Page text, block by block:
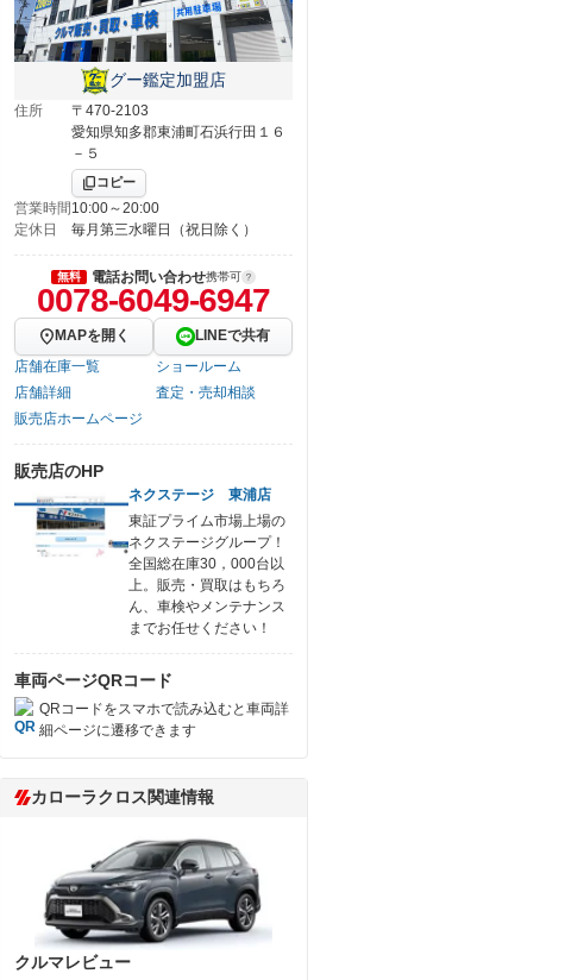
グー鑑定加盟店
住所
〒470-2103
愛知県知多郡東浦町石浜行田１６
－５
コピー
営業時間10:00～20:00
定休日
毎月第三水曜日（祝日除く）
無料 電話お問い合わせ携帯可
0078-6049-6947
MAPを開く
LINEで共有
店舗在庫一覧
ショールーム
店舗詳細
査定・売却相談
販売店ホームページ
販売店のHP
ネクステージ 東浦店
東証プライム市場上場の
ネクステージグループ！
全国総在庫30，000台以
上。販売・買取はもちろ
ん、車検やメンテナンス
までお任せください！
車両ページQRコード
QRコードをスマホで読み込むと車両詳
細ページに遷移できます
カローラクロス関連情報
クルマレビュー